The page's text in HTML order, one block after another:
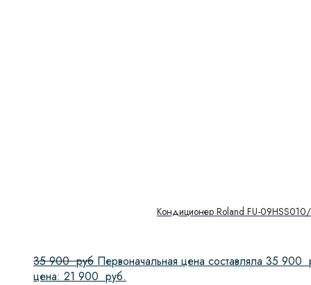
Кондиционер Roland FU-
35 900руб Первоначальная цена составляла 35 900
цена: 21 900 руб.